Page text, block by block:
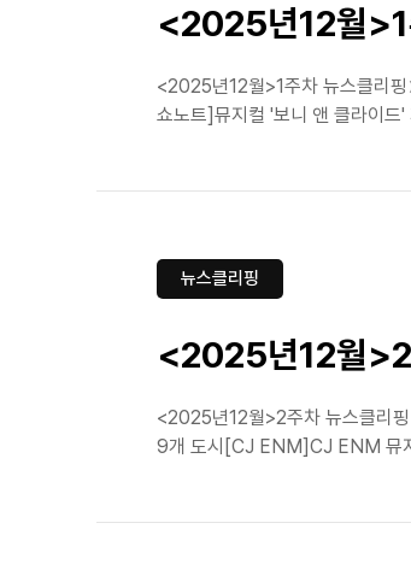
<2025년12월>1
<2025년12월>1주차 뉴스클리
쇼노트]뮤지컬 '보니 앤 클라이
뉴스클리핑
<2025년12월>2
<2025년12월>2주차 뉴스클리
9개 도시[CJ ENM]CJ ENM 뮤